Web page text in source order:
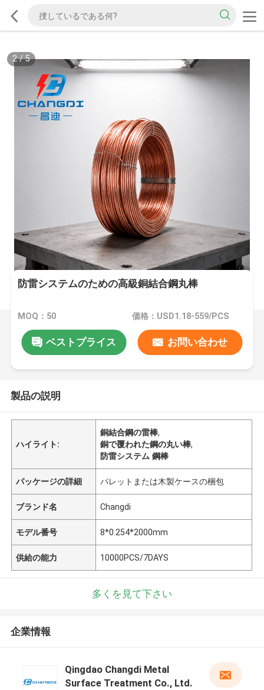
2/5
防雷システムのための高級銅結合鋼丸棒
MOQ：50 価格：USD1.18-559/PCS
ベストプライス お問い合わせ
製品の説明
ハイライト:
銅結合鋼の雷棒,
銅で覆われた鋼の丸い棒,
防雷システム 鋼棒
パッケージの詳細 パレットまたは木製ケースの梱包
ブランド名 Changdi
モデル番号 8*0.254*2000mm
供給の能力 10000PCS/7DAYS
多くを見て下さい
企業情報
Qingdao Changdi Metal
Surface Treatment Co., Ltd.